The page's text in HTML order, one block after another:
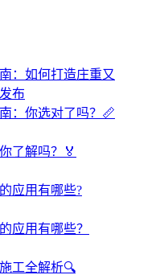
：如何打造庄重又
：你选对了吗？📏
了解吗？🏅
应用有哪些?
应用有哪些？
工全解析🔍